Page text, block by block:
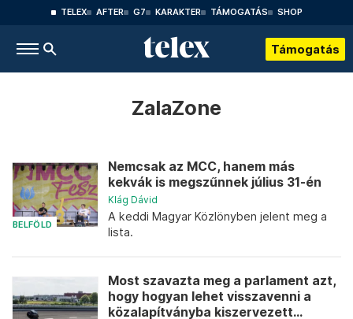
TELEX AFTER G7 KARAKTER TÁMOGATÁS SHOP
Támogatás
ZalaZone
BELFÖLD
Nemcsak az MCC, hanem más
kekvák is megszűnnek július 31-én
Klág Dávid
A keddi Magyar Közlönyben jelent meg a
lista.
Most szavazta meg a parlament azt,
hogy hogyan lehet visszavenni a
közalapítványba kiszervezett...